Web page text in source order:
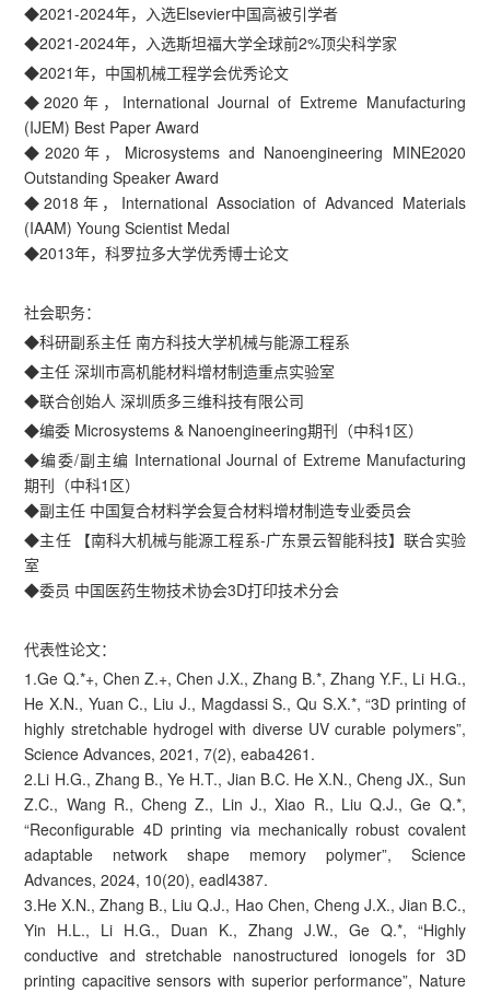
◆2021-2024年，入选Elsevier中国高被引学者
◆2021-2024年，入选斯坦福大学全球前2%顶尖科学家
◆2021年，中国机械工程学会优秀论文
◆2020年，International Journal of Extreme Manufacturing
(IJEM) Best Paper Award
◆2020年，Microsystems and Nanoengineering MINE2020
Outstanding Speaker Award
◆2018年，International Association of Advanced Materials
(IAAM) Young Scientist Medal
◆2013年，科罗拉多大学优秀博士论文
社会职务：
◆科研副系主任 南方科技大学机械与能源工程系
◆主任 深圳市高机能材料增材制造重点实验室
◆联合创始人 深圳质多三维科技有限公司
◆编委 Microsystems & Nanoengineering期刊（中科1区）
◆编委/副主编 International Journal of Extreme Manufacturing
期刊（中科1区）
◆副主任 中国复合材料学会复合材料增材制造专业委员会
◆主任 【南科大机械与能源工程系-广东景云智能科技】联合实验
室
◆委员 中国医药生物技术协会3D打印技术分会
代表性论文：
1.Ge Q.*+, Chen Z.+, Chen J.X., Zhang B.*, Zhang Y.F., Li H.G.,
He X.N., Yuan C., Liu J., Magdassi S., Qu S.X.*, “3D printing of
highly stretchable hydrogel with diverse UV curable polymers”,
Science Advances, 2021, 7(2), eaba4261.
2.Li H.G., Zhang B., Ye H.T., Jian B.C. He X.N., Cheng JX., Sun
Z.C., Wang R., Cheng Z., Lin J., Xiao R., Liu Q.J., Ge Q.*,
“Reconfigurable 4D printing via mechanically robust covalent
adaptable network shape memory polymer”, Science
Advances, 2024, 10(20), eadl4387.
3.He X.N., Zhang B., Liu Q.J., Hao Chen, Cheng J.X., Jian B.C.,
Yin H.L., Li H.G., Duan K., Zhang J.W., Ge Q.*, “Highly
conductive and stretchable nanostructured ionogels for 3D
printing capacitive sensors with superior performance”, Nature